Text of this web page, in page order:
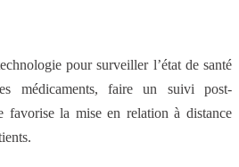
pour surveiller l’état de santé
médicaments, faire un suivi post-
favorise la mise en relation à distance